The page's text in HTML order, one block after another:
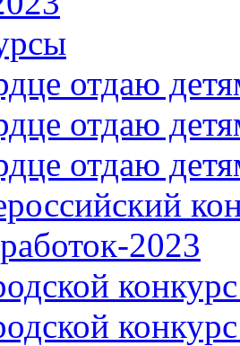
отдаю
отдаю
отдаю
2023